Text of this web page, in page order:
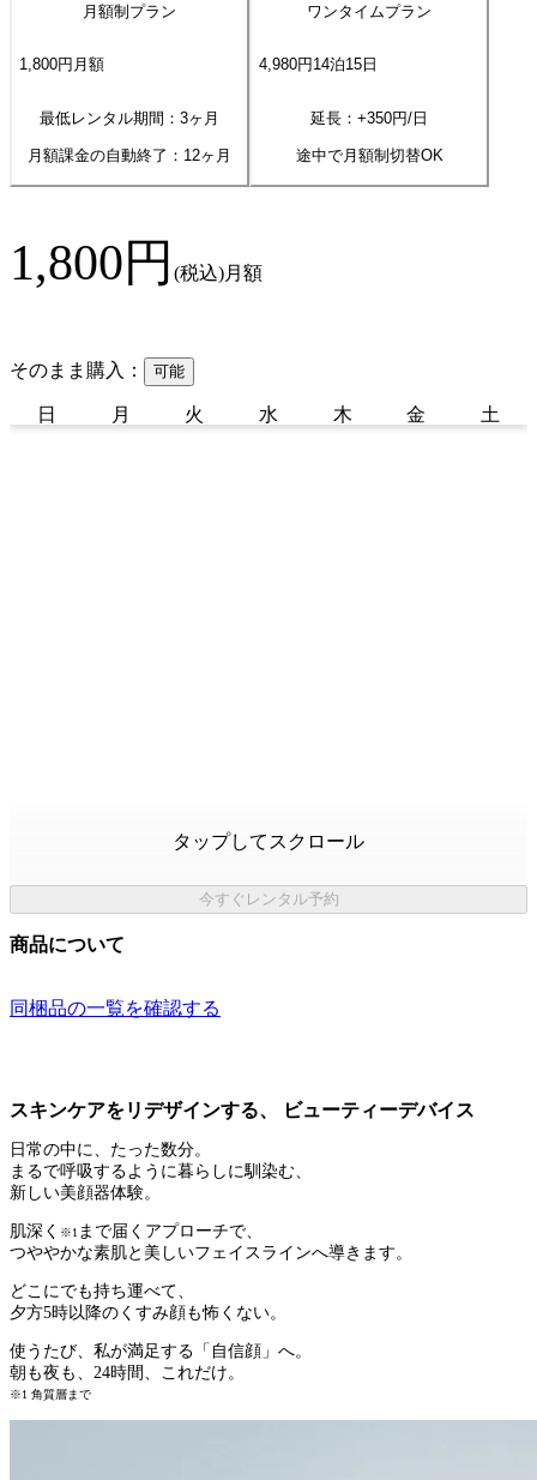
月額制プラン
1,800円 月額
最低レンタル期間：3ヶ月
月額課金の自動終了： 12ヶ月
ワンタイムプラン
4,980円 14泊15 日
延長：+350円/日
途中で月額制切替OK
1,800円 (税込)月額
そのまま購入： 可能
日 月 火 水 木 金 土
タップしてスクロール
今すぐレンタル予約
商品について
同梱品の一覧を確認する
スキンケアをリデザインする、 ビューティーデバイス
日常の中に、たった数分。
まるで呼吸するように暮らしに馴染む、
新しい美顔器体験。
肌深く ※1 まで届くアプローチで、
つややかな素肌と美しいフェイスラインへ導きます。
どこにでも持ち運べて、
夕方5時以降のくすみ顔も怖くない。
使うたび、私が満足する「自信顔」へ。
朝も夜も、24時間、これだけ。
※1 角質層まで